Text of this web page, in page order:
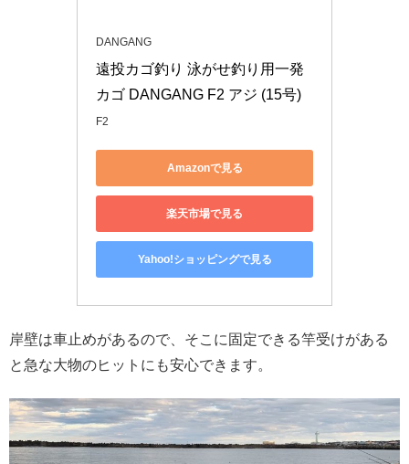
DANGANG
遠投カゴ釣り 泳がせ釣り用一発
カゴ DANGANG F2 アジ (15号)
F2
Amazonで見る
楽天市場で見る
Yahoo!ショッピングで見る
岸壁は車止めがあるので、そこに固定できる竿受けがある
と急な大物のヒットにも安心できます。